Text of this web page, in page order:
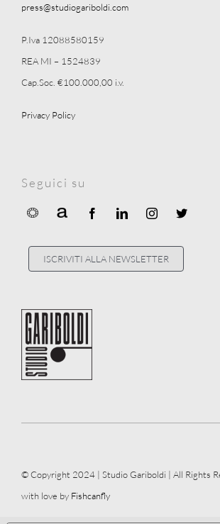
press@studiogariboldi.com
P.Iva 12088580159
REA MI – 1524839
Cap.Soc. €100.000,00 i.v.
Privacy Policy
Seguici su
ISCRIVITI ALLA NEWSLETTER
© Copyright 2024 | Studio Gariboldi | All Rights
with love by Fishcanfly